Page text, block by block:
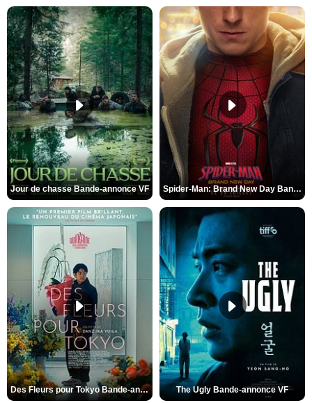
Jour de chasse Bande-annonce VF Spider-Man: Brand New Day Bande-annonce (3) VO STFR
Des Fleurs pour Tokyo Bande-annonce VO STFR The Ugly Bande-annonce VF